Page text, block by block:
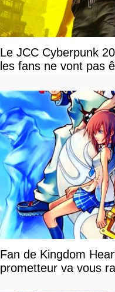
Le JCC Cyberpunk
les fans ne vont pas
Fan de Kingdom
prometteur va vous